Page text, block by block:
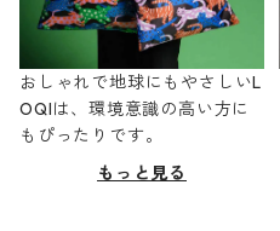
おしゃれで地球にもやさしいL
OQIは、環境意識の高い方に
もぴったりです。
もっと見る